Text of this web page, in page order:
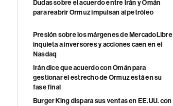
Dudas sobre el acuerdo entre Irán y Omán
para reabrir Ormuz impulsan al petróleo
Presión sobre los márgenes de MercadoLibre
inquieta a inversores y acciones caen en el
Nasdaq
Irán dice que acuerdo con Omán para
gestionar el estrecho de Ormuz está en su
fase final
Burger King dispara sus ventas en EE.UU. con